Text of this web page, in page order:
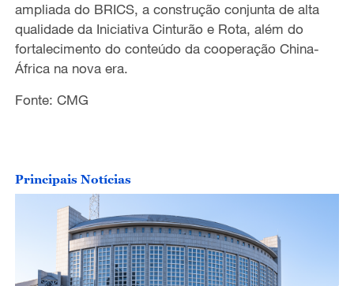
ampliada do BRICS, a construção conjunta de alta
qualidade da Iniciativa Cinturão e Rota, além do
fortalecimento do conteúdo da cooperação China-
África na nova era.
Fonte: CMG
Principais Notícias